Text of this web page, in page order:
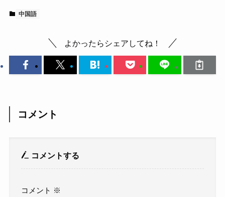
中国語
よかったらシェアしてね！
コメント
コメントする
コメント ※